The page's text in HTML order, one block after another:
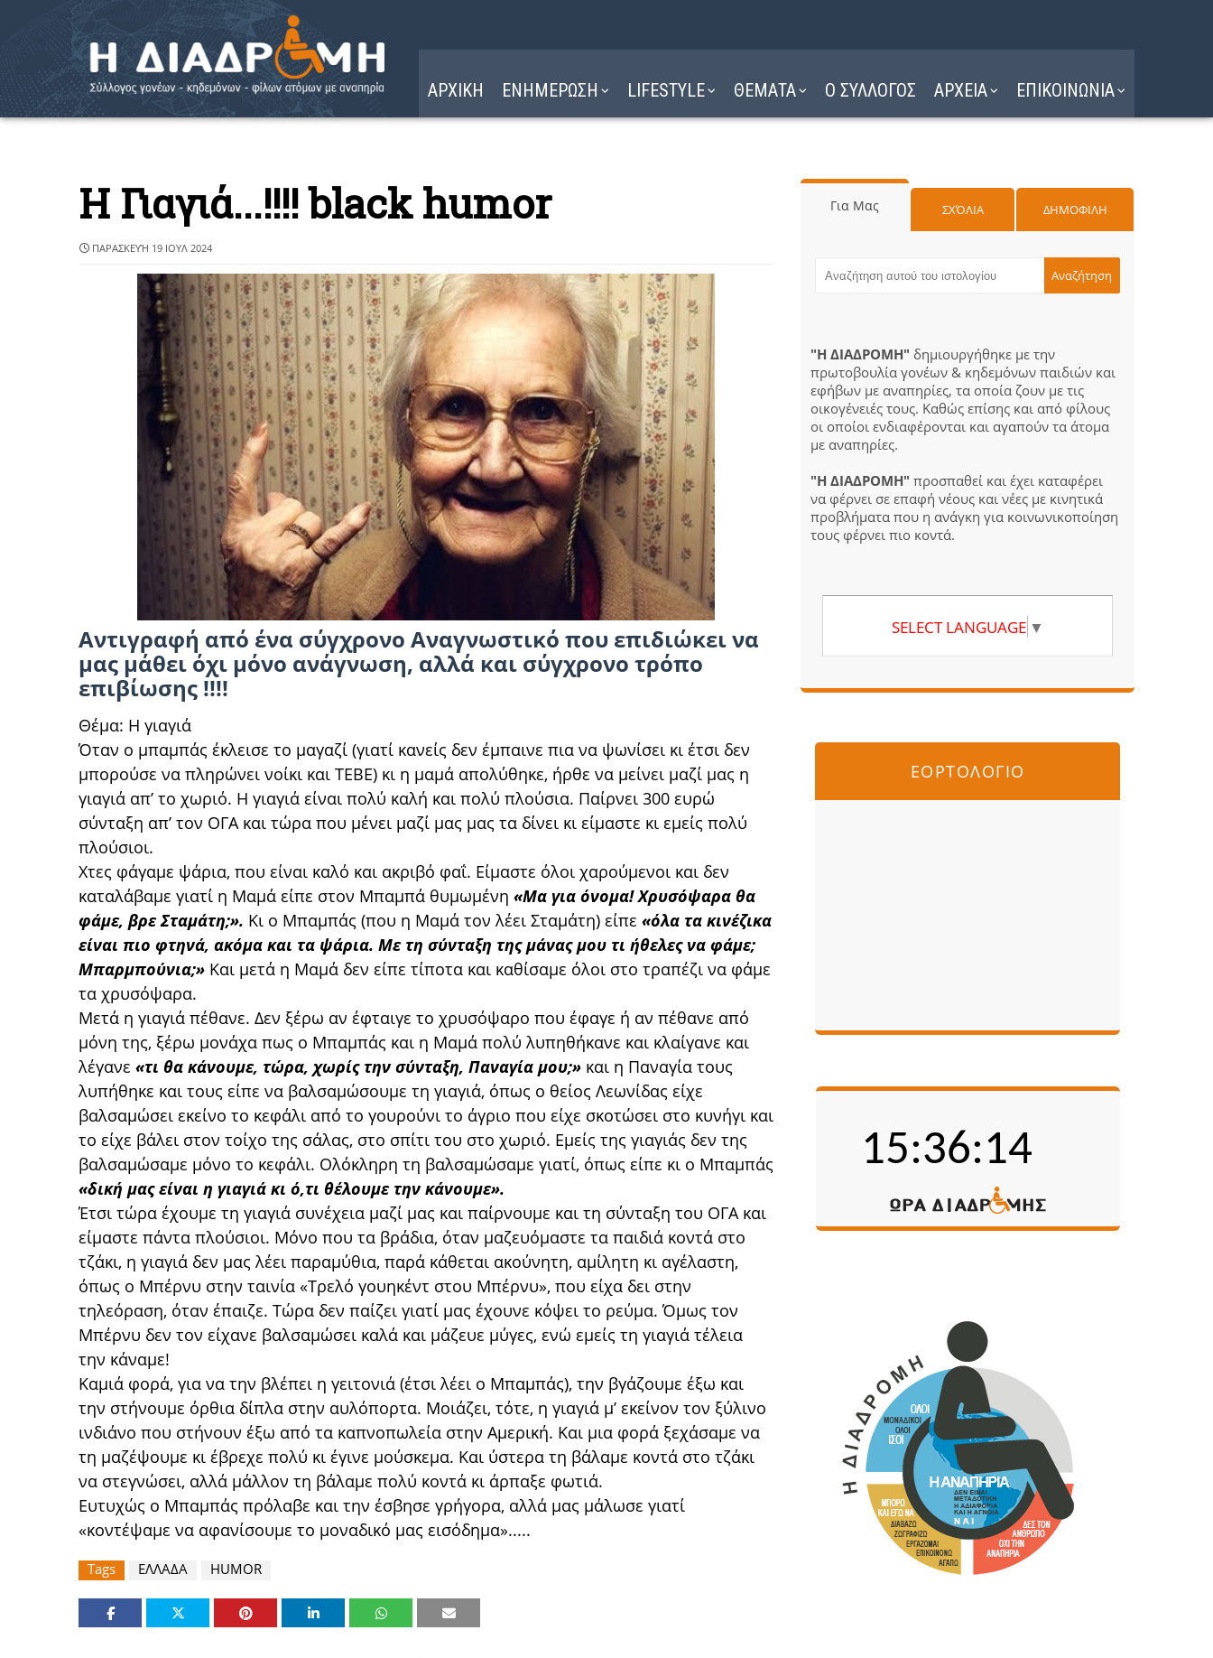
ΑΡΧΙΚΗ ΕΝΗΜΕΡΩΣΗ LIFESTYLE ΘΕΜΑΤΑ Ο ΣΥΛΛΟΓΟΣ ΑΡΧΕΙΑ ΕΠΙΚΟΙΝΩΝΙΑ
Η Γιαγιά...!!!! black humor
ΠΑΡΑΣΚΕΥΉ 19 ΙΟΥΛ 2024
Αντιγραφή από ένα σύγχρονο Αναγνωστικό που επιδιώκει να
μας μάθει όχι μόνο ανάγνωση, αλλά και σύγχρονο τρόπο
επιβίωσης !!!!
Θέμα: Η γιαγιά
Όταν ο μπαμπάς έκλεισε το μαγαζί (γιατί κανείς δεν έμπαινε πια να ψωνίσει κι έτσι δεν
μπορούσε να πληρώνει νοίκι και ΤΕΒΕ) κι η μαμά απολύθηκε, ήρθε να μείνει μαζί μας η
γιαγιά απ’ το χωριό. Η γιαγιά είναι πολύ καλή και πολύ πλούσια. Παίρνει 300 ευρώ
σύνταξη απ’ τον ΟΓΑ και τώρα που μένει μαζί μας μας τα δίνει κι είμαστε κι εμείς πολύ
πλούσιοι.
Χτες φάγαμε ψάρια, που είναι καλό και ακριβό φαΐ. Είμαστε όλοι χαρούμενοι και δεν
καταλάβαμε γιατί η Μαμά είπε στον Μπαμπά θυμωμένη «Μα για όνομα! Χρυσόψαρα θα
φάμε, βρε Σταμάτη;». Κι ο Μπαμπάς (που η Μαμά τον λέει Σταμάτη) είπε «όλα τα κινέζικα
είναι πιο φτηνά, ακόμα και τα ψάρια. Με τη σύνταξη της μάνας μου τι ήθελες να φάμε;
Μπαρμπούνια;» Και μετά η Μαμά δεν είπε τίποτα και καθίσαμε όλοι στο τραπέζι να φάμε
τα χρυσόψαρα.
Μετά η γιαγιά πέθανε. Δεν ξέρω αν έφταιγε το χρυσόψαρο που έφαγε ή αν πέθανε από
μόνη της, ξέρω μονάχα πως ο Μπαμπάς και η Μαμά πολύ λυπηθήκανε και κλαίγανε και
λέγανε «τι θα κάνουμε, τώρα, χωρίς την σύνταξη, Παναγία μου;» και η Παναγία τους
λυπήθηκε και τους είπε να βαλσαμώσουμε τη γιαγιά, όπως ο θείος Λεωνίδας είχε
βαλσαμώσει εκείνο το κεφάλι από το γουρούνι το άγριο που είχε σκοτώσει στο κυνήγι και
το είχε βάλει στον τοίχο της σάλας, στο σπίτι του στο χωριό. Εμείς της γιαγιάς δεν της
βαλσαμώσαμε μόνο το κεφάλι. Ολόκληρη τη βαλσαμώσαμε γιατί, όπως είπε κι ο Μπαμπάς
«δική μας είναι η γιαγιά κι ό,τι θέλουμε την κάνουμε».
Έτσι τώρα έχουμε τη γιαγιά συνέχεια μαζί μας και παίρνουμε και τη σύνταξη του ΟΓΑ και
είμαστε πάντα πλούσιοι. Μόνο που τα βράδια, όταν μαζευόμαστε τα παιδιά κοντά στο
τζάκι, η γιαγιά δεν μας λέει παραμύθια, παρά κάθεται ακούνητη, αμίλητη κι αγέλαστη,
όπως ο Μπέρνυ στην ταινία «Τρελό γουηκέντ στου Μπέρνυ», που είχα δει στην
τηλεόραση, όταν έπαιζε. Τώρα δεν παίζει γιατί μας έχουνε κόψει το ρεύμα. Όμως τον
Μπέρνυ δεν τον είχανε βαλσαμώσει καλά και μάζευε μύγες, ενώ εμείς τη γιαγιά τέλεια
την κάναμε!
Καμιά φορά, για να την βλέπει η γειτονιά (έτσι λέει ο Μπαμπάς), την βγάζουμε έξω και
την στήνουμε όρθια δίπλα στην αυλόπορτα. Μοιάζει, τότε, η γιαγιά μ’ εκείνον τον ξύλινο
ινδιάνο που στήνουν έξω από τα καπνοπωλεία στην Αμερική. Και μια φορά ξεχάσαμε να
τη μαζέψουμε κι έβρεχε πολύ κι έγινε μούσκεμα. Και ύστερα τη βάλαμε κοντά στο τζάκι
να στεγνώσει, αλλά μάλλον τη βάλαμε πολύ κοντά κι άρπαξε φωτιά.
Ευτυχώς ο Μπαμπάς πρόλαβε και την έσβησε γρήγορα, αλλά μας μάλωσε γιατί
«κοντέψαμε να αφανίσουμε το μοναδικό μας εισόδημα».....
Tags ΕΛΛΑΔΑ HUMOR
Για Μας ΣΧΌΛΙΑ ΔΗΜΟΦΙΛΗ
"Η ΔΙΑΔΡΟΜΗ" δημιουργήθηκε με την
πρωτοβουλία γονέων & κηδεμόνων παιδιών και
εφήβων με αναπηρίες, τα οποία ζουν με τις
οικογένειές τους. Καθώς επίσης και από φίλους
οι οποίοι ενδιαφέρονται και αγαπούν τα άτομα
με αναπηρίες.
"Η ΔΙΑΔΡΟΜΗ" προσπαθεί και έχει καταφέρει
να φέρνει σε επαφή νέους και νέες με κινητικά
προβλήματα που η ανάγκη για κοινωνικοποίηση
τους φέρνει πιο κοντά.
SELECT LANGUAGE ▼
ΕΟΡΤΟΛΟΓΙΟ